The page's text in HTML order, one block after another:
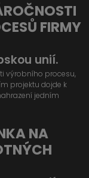
FIRMY
unií.
výrobního procesu,
projektu dojde k
jedním
NA